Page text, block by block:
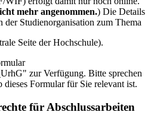
mehr angenommen.) Die Details
der Studienorganisation zum Thema
Seite der Hochschule).
zur Verfügung. Bitte sprechen
dieses Formular für Sie relevant ist.
für Abschlussarbeiten